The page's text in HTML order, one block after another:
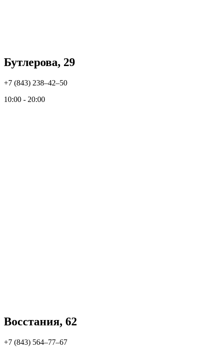
Бутлерова, 29
+7 (843) 238‒42‒50
10:00 - 20:00
Восстания, 62
+7 (843) 564‒77‒67